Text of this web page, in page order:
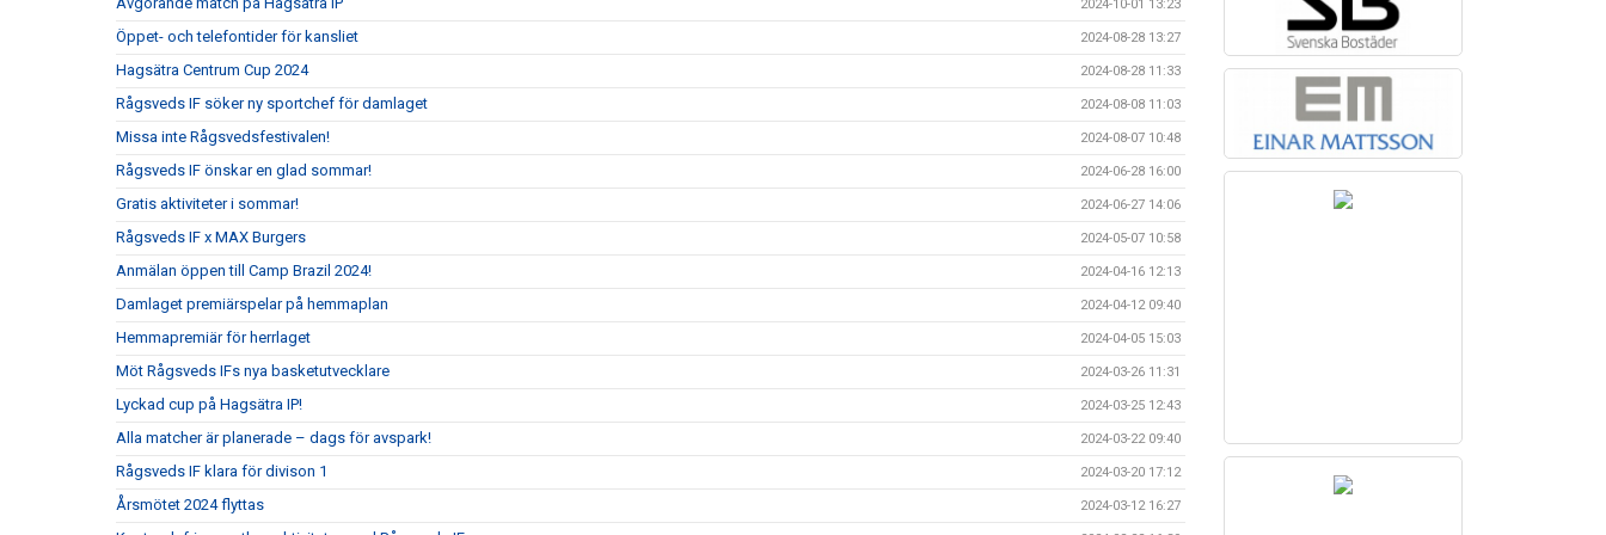
2024-10-01 13:23
Öppet- och telefontider för kansliet 2024-08-28 13:27
Hagsätra Centrum Cup 2024 2024-08-28 11:33
Rågsveds IF söker ny sportchef för damlaget 2024-08-08 11:03
Missa inte Rågsvedsfestivalen! 2024-08-07 10:48
Rågsveds IF önskar en glad sommar! 2024-06-28 16:00
Gratis aktiviteter i sommar! 2024-06-27 14:06
Rågsveds IF x MAX Burgers 2024-05-07 10:58
Anmälan öppen till Camp Brazil 2024! 2024-04-16 12:13
Damlaget premiärspelar på hemmaplan 2024-04-12 09:40
Hemmapremiär för herrlaget 2024-04-05 15:03
Möt Rågsveds IFs nya basketutvecklare 2024-03-26 11:31
Lyckad cup på Hagsätra IP! 2024-03-25 12:43
Alla matcher är planerade – dags för avspark! 2024-03-22 09:40
Rågsveds IF klara för divison 1 2024-03-20 17:12
Årsmötet 2024 flyttas 2024-03-12 16:27